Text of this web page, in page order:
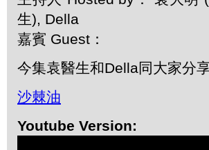
生), Della
嘉賓 Guest：
今集袁醫生和Della同大家分
沙棘油
Youtube Version: